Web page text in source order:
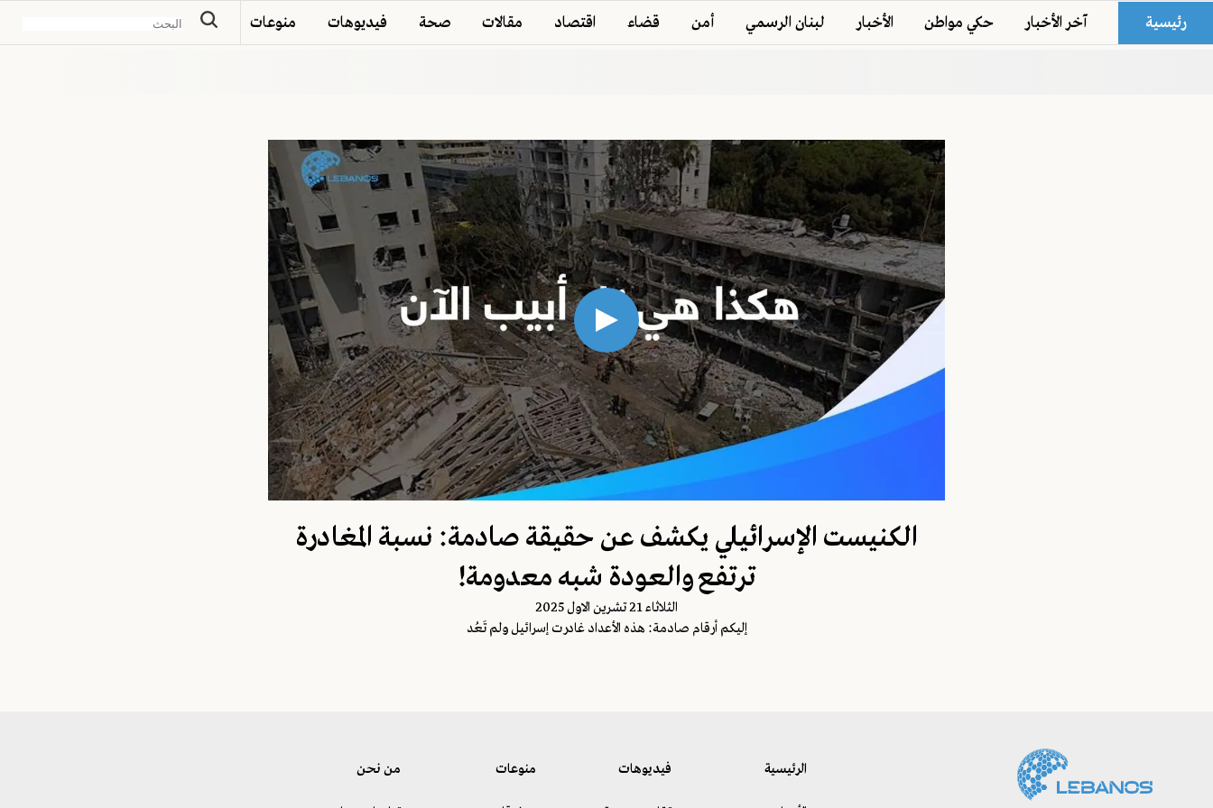
رئيسية آخر الأخبار حكي مواطن الأخبار لبنان الرسمي أمن قضاء اقتصاد مقالات صحة فيديوهات منوعات
الكنيست الإسرائيلي يكشف عن حقيقة صادمة: نسبة المغادرة
ترتفع والعودة شبه معدومة!
الثلاثاء 21 تشرين الاول 2025
إليكم أرقام صادمة: هذه الأعداد غادرت إسرائيل ولم تَعُد
الرئيسية فيديوهات منوعات من نحن